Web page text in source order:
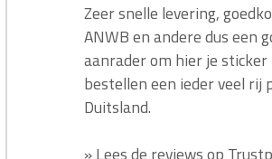
Zeer snelle levering,
ANWB en andere dus een
aanrader om hier je sticker
bestellen een ieder veel rij
Duitsland.
» Lees de reviews op